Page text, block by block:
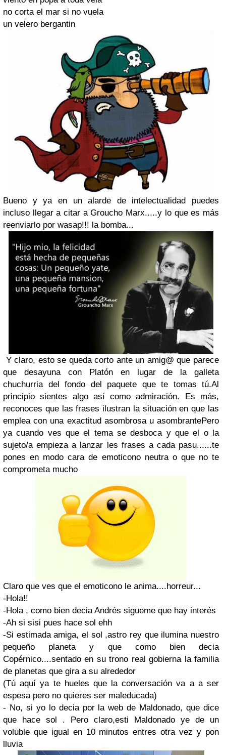
no corta el mar si no vuela
un velero bergantin
Bueno y ya en un alarde de intelectualidad puedes
incluso llegar a citar a Groucho Marx.....y lo que es más
reenviarlo por wasap!!! la bomba...
Y claro, esto se queda corto ante un amig@ que parece
que desayuna con Platón en lugar de la galleta
chuchurria del fondo del paquete que te tomas tú.Al
principio sientes algo así como admiración. Es más,
reconoces que las frases ilustran la situación en que las
emplea con una exactitud asombrosa u asombrantePero
ya cuando ves que el tema se desboca y que el o la
sujeto/a empieza a lanzar les frases a cada pasu......te
pones en modo cara de emoticono neutra o que no te
comprometa mucho
Claro que ves que el emoticono le anima....horreur...
-Hola!!
-Hola , como bien decia Andrés sigueme que hay interés
-Ah si sisi pues hace sol ehh
-Si estimada amiga, el sol ,astro rey que ilumina nuestro
pequeño planeta y que como bien decia
Copérnico....sentado en su trono real gobierna la familia
de planetas que gira a su alrededor
(Tú aquí ya te hueles que la conversación va a a ser
espesa pero no quieres ser maleducada)
- No, si yo lo decia por la web de Maldonado, que dice
que hace sol . Pero claro,esti Maldonado ye de un
voluble que igual en 10 minutos entres otra vez y pon
lluvia